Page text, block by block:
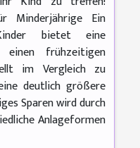
Minderjährige Ein
bietet eine
einen frühzeitigen
im Vergleich zu
deutlich größere
Sparen wird durch
Anlageformen